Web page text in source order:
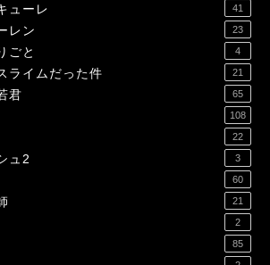
ューレ 41
レン 23
ごと 4
ライムだった件 21
君 65
108
22
ュ2 3
60
21
2
85